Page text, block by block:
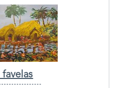
favelas